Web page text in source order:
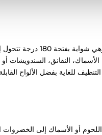
جهز مطبخك بأفضل شكل مع الشواية
النقانق، السندويشات أو
للغاية بفضل الألواح
أو الأسماك إلى